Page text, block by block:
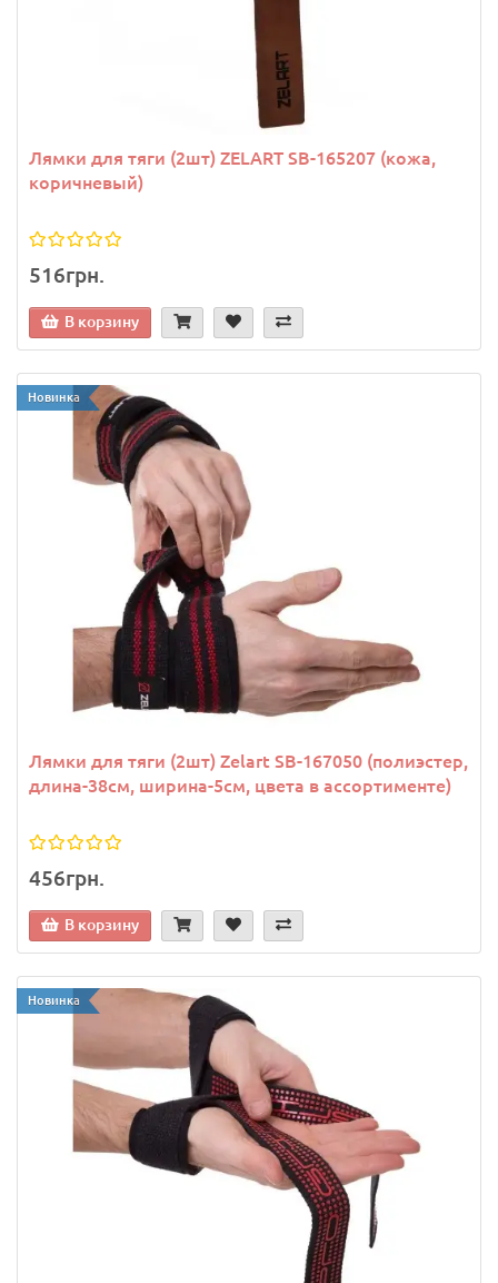
Лямки для тяги (2шт) ZELART SB-165207 (кожа,
коричневый)
516грн.
В корзину
Новинка
Лямки для тяги (2шт) Zelart SB-167050 (полиэстер,
длина-38см, ширина-5см, цвета в ассортименте)
456грн.
В корзину
Новинка